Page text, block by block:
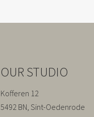
OUR STUDIO
Kofferen 12
5492 BN, Sint-Oedenrode